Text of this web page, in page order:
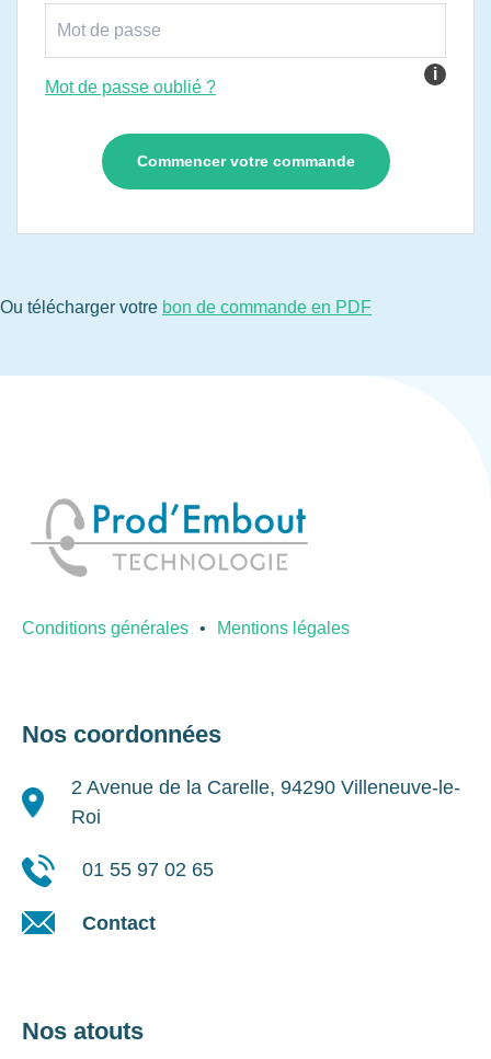
i
Mot de passe oublié ?
Ou télécharger votre bon de commande en PDF
Conditions générales Mentions légales
Nos coordonnées
2 Avenue de la Carelle, 94290 Villeneuve-le-
Roi
01 55 97 02 65
Contact
Nos atouts